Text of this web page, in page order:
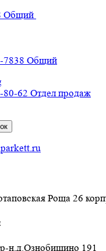
Общий
7838 Общий
80-62 Отдел продаж
Роща 26
н,д.Ознобишино 191